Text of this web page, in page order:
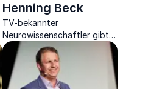
Henning Beck
TV-bekannter
Neurowissenschaftler gibt
Einblicke in die aktuelle
Hirnforschung und wie das
Gehirn Unternehmen
beeinflusst.